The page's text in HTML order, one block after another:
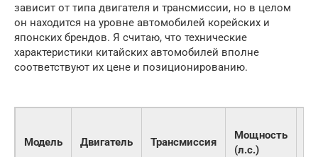
зависит от типа двигателя и трансмиссии, но в целом
он находится на уровне автомобилей корейских и
японских брендов. Я считаю, что технические
характеристики китайских автомобилей вполне
соответствуют их цене и позиционированию.
Модель Двигатель Трансмиссия
Мощность
(л.с.)